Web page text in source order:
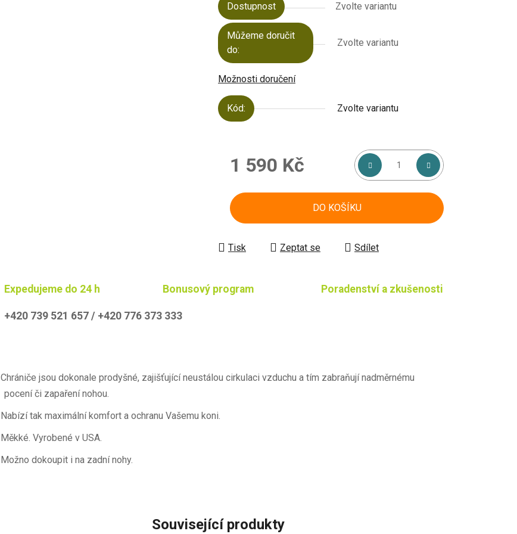
Dostupnost Zvolte variantu
Můžeme doručit
do:
Zvolte variantu
Možnosti doručení
Kód: Zvolte variantu
1 590 Kč
DO KOŠÍKU
Tisk Zeptat se Sdílet
Expedujeme do 24 h Bonusový program Poradenství a zkušenosti
+420 739 521 657 / +420 776 373 333
Chrániče jsou dokonale prodyšné, zajišťující neustálou cirkulaci vzduchu a tím zabraňují nadměrnému
pocení či zapaření nohou.
Nabízí tak maximální komfort a ochranu Vašemu koni.
Měkké. Vyrobené v USA.
Možno dokoupit i na zadní nohy.
Související produkty